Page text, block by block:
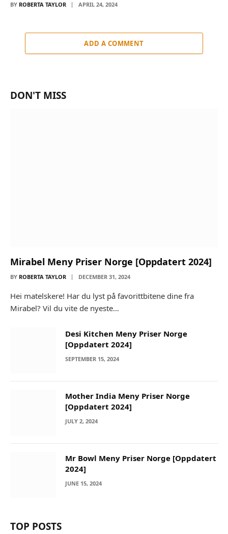
BY ROBERTA TAYLOR APRIL 24, 2024
ADD A COMMENT
DON'T MISS
Mirabel Meny Priser Norge [Oppdatert 2024]
BY ROBERTA TAYLOR DECEMBER 31, 2024
Hei matelskere! Har du lyst på favorittbitene dine fra
Mirabel? Vil du vite de nyeste…
Desi Kitchen Meny Priser Norge
[Oppdatert 2024]
SEPTEMBER 15, 2024
Mother India Meny Priser Norge
[Oppdatert 2024]
JULY 2, 2024
Mr Bowl Meny Priser Norge [Oppdatert
2024]
JUNE 15, 2024
TOP POSTS